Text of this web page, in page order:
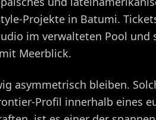
Projekte in Batumi.
im verwalteten Pool und
Meerblick.
asymmetrisch bleiben.
Profil innerhalb eines